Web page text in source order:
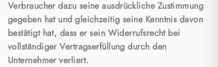
Verbraucher dazu seine ausdrückliche Zustimmung
gegeben hat und gleichzeitig seine Kenntnis davon
bestätigt hat, dass er sein Widerrufsrecht bei
vollständiger Vertragserfüllung durch den
Unternehmer verliert.